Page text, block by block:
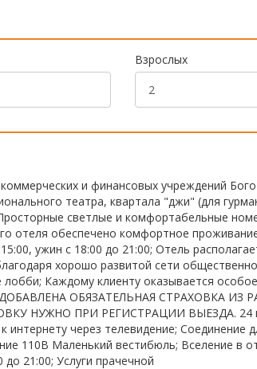
Взрослых
и финансовых учреждений
театра, квартала "джи" (для
светлые и комфортабельные
отеля обеспечено комфортное
ужин с 18:00 до 21:00; Отель
хорошо развитой сети
Каждому клиенту оказывается
ОБЯЗАТЕЛЬНАЯ СТРАХОВКА ИЗ
НУЖНО ПРИ РЕГИСТРАЦИИ ВЫЕЗДА. 24
через телевидение; Соединение
110В Маленький вестибюль; Вселение в
21:00; Услуги прачечной